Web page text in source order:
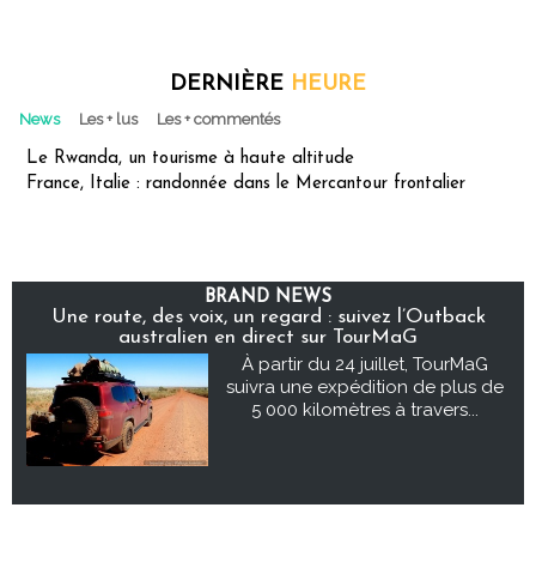
DERNIÈRE HEURE
News Les + lus Les + commentés
Le Rwanda, un tourisme à haute altitude
France, Italie : randonnée dans le Mercantour frontalier
BRAND NEWS
Une route, des voix, un regard : suivez l’Outback
australien en direct sur TourMaG
À partir du 24 juillet, TourMaG
suivra une expédition de plus de
5 000 kilomètres à travers...